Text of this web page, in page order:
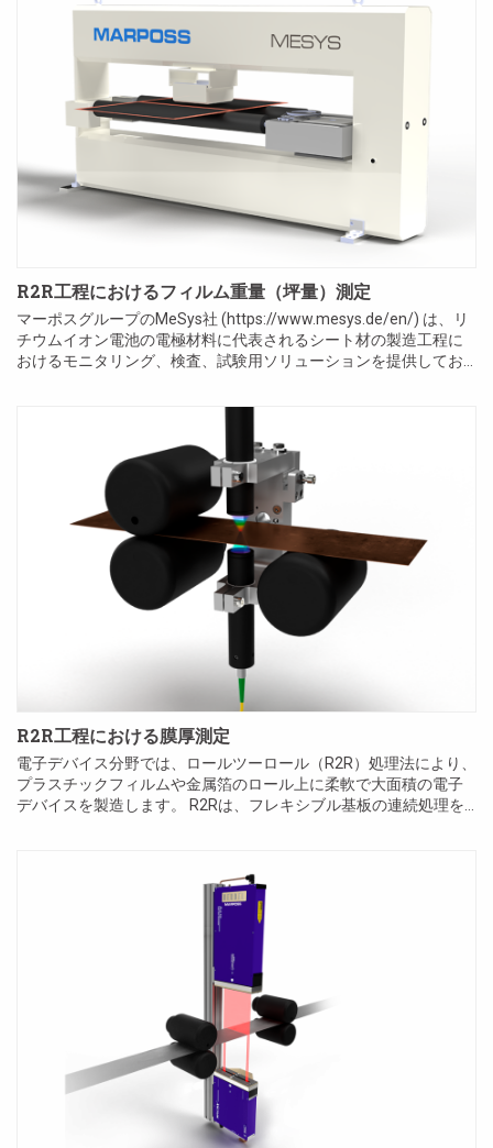
R2R工程におけるフィルム重量（坪量）測定
マーポスグループのMeSys社 (https://www.mesys.de/en/) は、リ
チウムイオン電池の電極材料に代表されるシート材の製造工程に
おけるモニタリング、検査、試験用ソリューションを提供してお
R2R工程における膜厚測定
電子デバイス分野では、ロールツーロール（R2R）処理法により、
プラスチックフィルムや金属箔のロール上に柔軟で大面積の電子
デバイスを製造します。 R2Rは、フレキシブル基板の連続処理を